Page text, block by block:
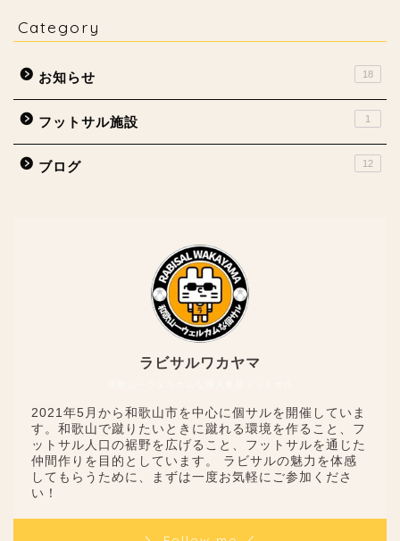
Category
お知らせ 18
フットサル施設 1
ブログ 12
ラビサルワカヤマ
2021年5月から和歌山市を中心に個サルを開催していま
す。和歌山で蹴りたいときに蹴れる環境を作ること、フ
ットサル人口の裾野を広げること、フットサルを通じた
仲間作りを目的としています。 ラビサルの魅力を体感
してもらうために、まずは一度お気軽にご参加くださ
い！